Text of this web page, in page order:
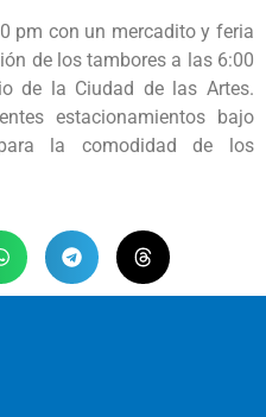
pm con un mercadito y feria
de los tambores a las 6:00
de la Ciudad de las Artes.
estacionamientos bajo
la comodidad de los